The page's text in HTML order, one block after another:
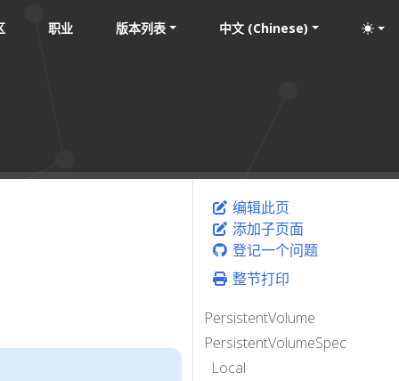
职业 版本列表 中文 (Chinese)
编辑此页
添加子页面
登记一个问题
整节打印
PersistentVolume
PersistentVolumeSpec
Local